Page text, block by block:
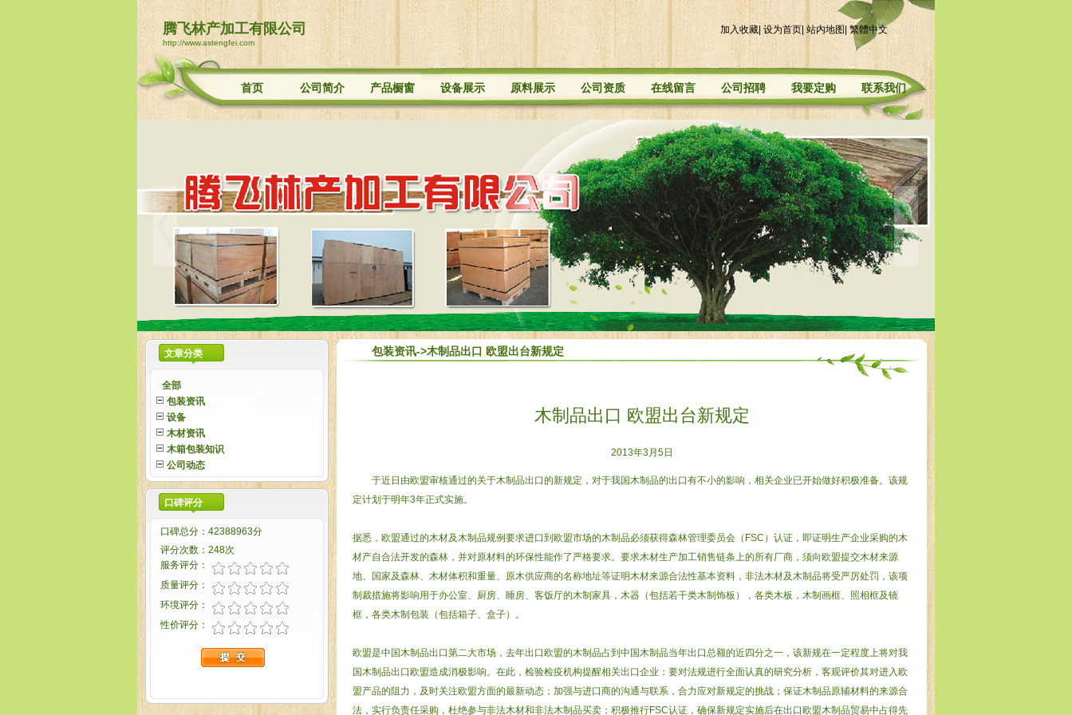
腾飞林产加工有限公司
http://www.astengfei.com
加入收藏 设为首页 站内地图 繁體中文
首页 公司简介 产品橱窗 设备展示 原料展示 公司资质 在线留言 公司招聘 我要定购 联系我们
文章分类
全部
包装资讯
设备
木材资讯
木箱包装知识
公司动态
口碑评分
口碑总分：42388963分
评分次数：248次
服务评分：
质量评分：
环境评分：
性价评分：
包装资讯->木制品出口 欧盟出台新规定
木制品出口 欧盟出台新规定
2013年3月5日
于近日由欧盟审核通过的关于木制品出口的新规定，对于我国木制品的出口有不小的影响，相关企业已开始做好积极准备。该规
定计划于明年3年正式实施。
据悉，欧盟通过的木材及木制品规例要求进口到欧盟市场的木制品必须获得森林管理委员会（FSC）认证，即证明生产企业采购的木
材产自合法开发的森林，并对原材料的环保性能作了严格要求。要求木材生产加工销售链条上的所有厂商，须向欧盟提交木材来源
地、国家及森林、木材体积和重量、原木供应商的名称地址等证明木材来源合法性基本资料，非法木材及木制品将受严厉处罚，该项
制裁措施将影响用于办公室、厨房、睡房、客饭厅的木制家具，木器（包括若干类木制饰板），各类木板，木制画框、照相框及镜
框，各类木制包装（包括箱子、盒子）。
欧盟是中国木制品出口第二大市场，去年出口欧盟的木制品占到中国木制品当年出口总额的近四分之一，该新规在一定程度上将对我
国木制品出口欧盟造成消极影响。在此，检验检疫机构提醒相关出口企业：要对法规进行全面认真的研究分析，客观评价其对进入欧
盟产品的阻力，及时关注欧盟方面的最新动态；加强与进口商的沟通与联系，合力应对新规定的挑战；保证木制品原辅材料的来源合
法，实行负责任采购，杜绝参与非法木材和非法木制品买卖；积极推行FSC认证，确保新规定实施后在出口欧盟木制品贸易中占得先